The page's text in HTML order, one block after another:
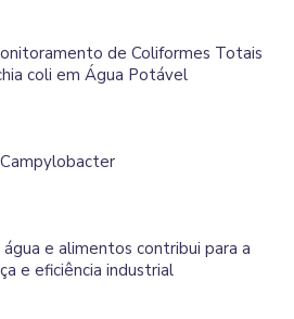
de Coliformes Totais
coli em Água Potável
Campylobacter
e alimentos contribui para a
e eficiência industrial